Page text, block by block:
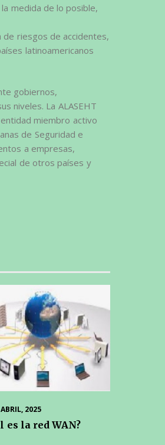
medida de lo posible,
de riesgos de accidentes,
latinoamericanos
gobiernos,
niveles. La ALASEHT
miembro activo
de Seguridad e
a empresas,
de otros países y
2025
es la red WAN?